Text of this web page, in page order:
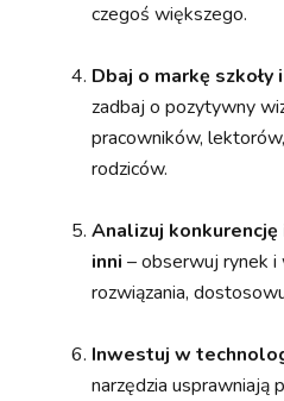
czegoś większego.
Dbaj o markę
zadbaj o pozytywny
pracowników,
rodziców.
Analizuj
inni– obserwuj rynek i
rozwiązania,
Inwestuj w
narzędzia usprawniają